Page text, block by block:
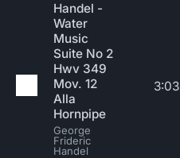
Handel -
Water
Music
Suite No 2
Hwv 349
Mov. 12
Alla
Hornpipe
George
Frideric
Handel
3:03